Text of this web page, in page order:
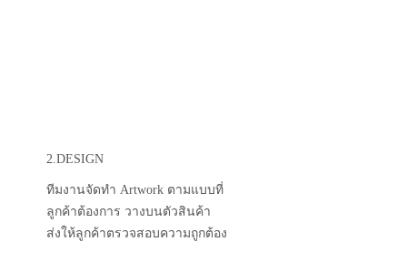
2.DESIGN
ทีมงานจัดทำ Artwork ตามแบบที่
ลูกค้าต้องการ วางบนตัวสินค้า
ส่งให้ลูกค้าตรวจสอบความถูกต้อง